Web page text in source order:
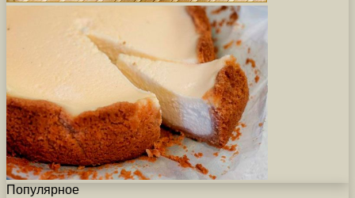
Популярное